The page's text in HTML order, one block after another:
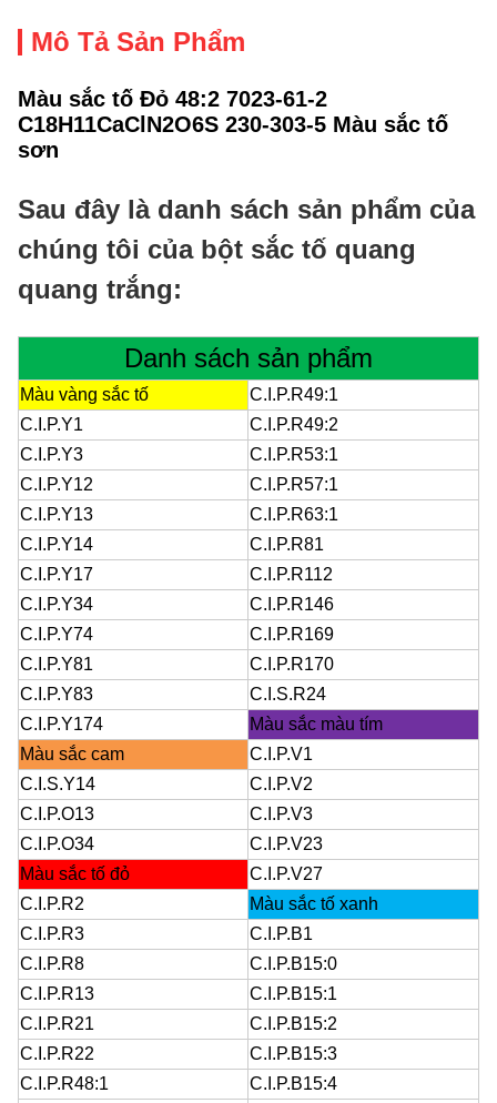
Mô Tả Sản Phẩm
Màu sắc tố Đỏ 48:2 7023-61-2
C18H11CaClN2O6S 230-303-5 Màu sắc tố
sơn
Sau đây là danh sách sản phẩm của
chúng tôi của bột sắc tố quang
quang trắng:
Danh sách sản phẩm
Màu vàng sắc tố
C.I.P.R49:1
C.I.P.Y1
C.I.P.R49:2
C.I.P.Y3
C.I.P.R53:1
C.I.P.Y12
C.I.P.R57:1
C.I.P.Y13
C.I.P.R63:1
C.I.P.Y14
C.I.P.R81
C.I.P.Y17
C.I.P.R112
C.I.P.Y34
C.I.P.R146
C.I.P.Y74
C.I.P.R169
C.I.P.Y81
C.I.P.R170
C.I.P.Y83
C.I.S.R24
C.I.P.Y174
Màu sắc màu tím
Màu sắc cam
C.I.P.V1
C.I.S.Y14
C.I.P.V2
C.I.P.O13
C.I.P.V3
C.I.P.O34
C.I.P.V23
Màu sắc tố đỏ
C.I.P.V27
C.I.P.R2
Màu sắc tố xanh
C.I.P.R3
C.I.P.B1
C.I.P.R8
C.I.P.B15:0
C.I.P.R13
C.I.P.B15:1
C.I.P.R21
C.I.P.B15:2
C.I.P.R22
C.I.P.B15:3
C.I.P.R48:1
C.I.P.B15:4